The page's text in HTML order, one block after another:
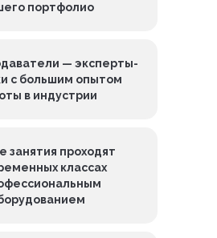
портфолио
— эксперты-
с большим опытом
в индустрии
занятия проходят
классах